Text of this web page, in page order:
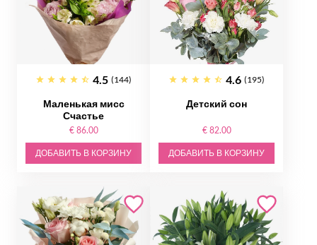
4.5 (144)
Маленькая мисс
Счастье
€ 86.00
ДОБАВИТЬ В КОРЗИНУ
4.6 (195)
Детский сон
€ 82.00
ДОБАВИТЬ В КОРЗИНУ